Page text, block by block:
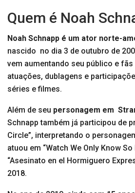
Quem é Noah
Noah Schnapp é um ator norte-
nascido no dia 3 de outubro de
vem aumentando seu público e
atuações, dublagens e
séries e filmes.
Além de seu personagem em
Schnapp também já participou de
Circle”, interpretando o
atuou em “Watch We Only Know So
“Asesinato en el Hormiguero
2018.